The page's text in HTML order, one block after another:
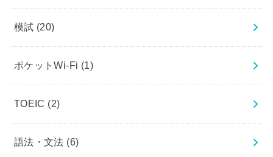
模試 (20)
ポケットWi-Fi (1)
TOEIC (2)
語法・文法 (6)